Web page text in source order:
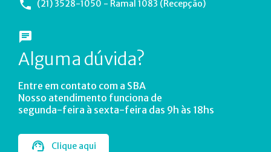
(21) 3528-1050 - Ramal 1083 (Recepção)
Alguma dúvida?
Entre em contato com a SBA
Nosso atendimento funciona de
segunda-feira à sexta-feira das 9h às 18hs
Clique aqui